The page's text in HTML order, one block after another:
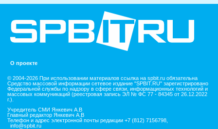
О проекте
© 2004-2026 При использовании материалов ссылка на spbit.ru обязательна
Средство массовой информации сетевое издание "SPBIT.RU" зарегистрировано
Федеральной службы по надзору в сфере связи, информационных технологий и
массовых коммуникаций (реестровая запись ЭЛ № ФС 77 - 84345 от 26.12.2022
г.).
Учредитель СМИ Янкевич А.В
Главный редактор Янкевич А.В
Телефон и адрес электронной почты редакции +7 (812) 7156798,
info@spbit.ru